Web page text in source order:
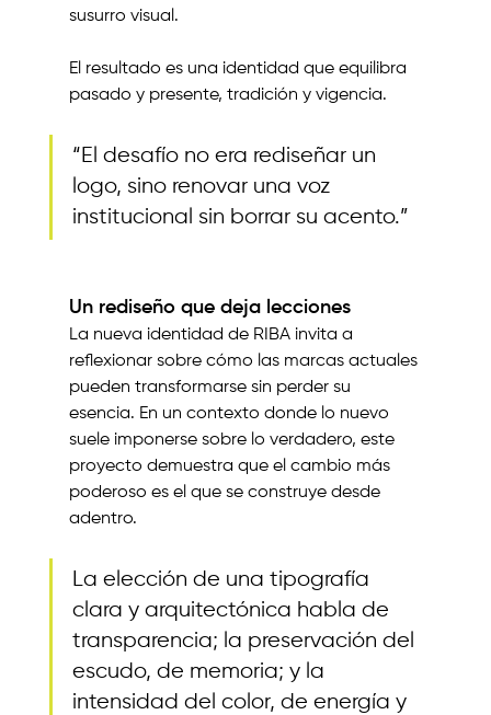
susurro visual.
El resultado es una identidad que equilibra
pasado y presente, tradición y vigencia.
“El desafío no era rediseñar un
logo, sino renovar una voz
institucional sin borrar su acento.”
Un rediseño que deja lecciones
La nueva identidad de RIBA invita a
reflexionar sobre cómo las marcas actuales
pueden transformarse sin perder su
esencia. En un contexto donde lo nuevo
suele imponerse sobre lo verdadero, este
proyecto demuestra que el cambio más
poderoso es el que se construye desde
adentro.
La elección de una tipografía
clara y arquitectónica habla de
transparencia; la preservación del
escudo, de memoria; y la
intensidad del color, de energía y